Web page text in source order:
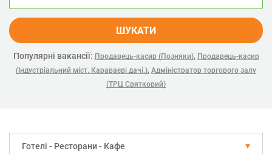
ШУКАТИ
Популярні вакансії: Продавець-касир (Позняки), Продавець-касир
(Індустріальний міст. Караваєві дачі.), Адміністратор торгового залу
(ТРЦ Святковий)
Готелі - Ресторани - Кафе